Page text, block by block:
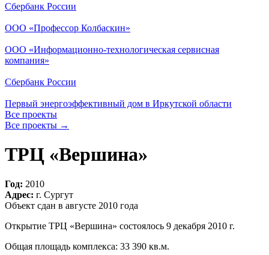
Сбербанк России
ООО «Профессор Колбаскин»
ООО «Информационно-технологическая сервисная
компания»
Сбербанк России
Первый энергоэффективный дом в Иркутской области
Все проекты
Все проекты →
ТРЦ «Вершина»
Год: 2010
Адрес: г. Сургут
Объект сдан в августе 2010 года
Открытие ТРЦ «Вершина» состоялось 9 декабря 2010 г.
Общая площадь комплекса: 33 390 кв.м.